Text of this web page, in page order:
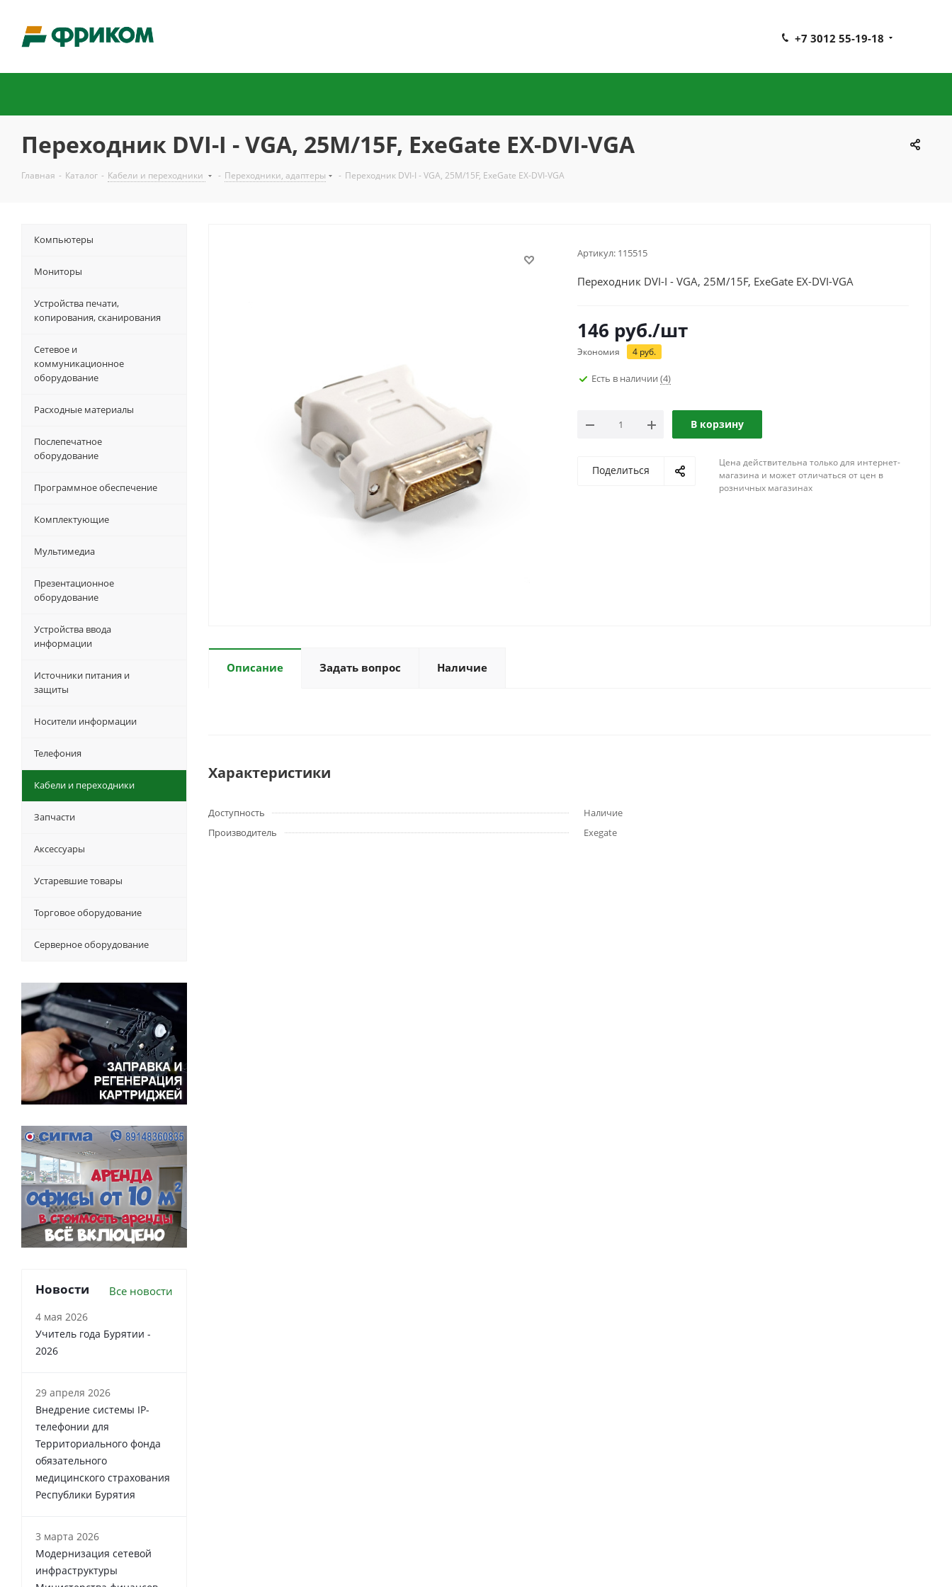
+7 3012 55-19-18
Переходник DVI-I - VGA, 25M/15F, ExeGate EX-DVI-VGA
Главная - Каталог - Кабели и переходники - Переходники, адаптеры - Переходник DVI-I - VGA, 25M/15F, ExeGate EX-DVI-VGA
Артикул: 115515
Переходник DVI-I - VGA, 25M/15F, ExeGate EX-DVI-VGA
146 руб./шт
Экономия 4 руб.
Есть в наличии (4)
В корзину
Поделиться
Цена действительна только для интернет-
магазина и может отличаться от цен в
розничных магазинах
Описание Задать вопрос Наличие
Характеристики
Доступность
Наличие
Производитель
Exegate
Компьютеры
Мониторы
Устройства печати,
копирования, сканирования
Сетевое и
коммуникационное
оборудование
Расходные материалы
Послепечатное
оборудование
Программное обеспечение
Комплектующие
Мультимедиа
Презентационное
оборудование
Устройства ввода
информации
Источники питания и
защиты
Носители информации
Телефония
Кабели и переходники
Запчасти
Аксессуары
Устаревшие товары
Торговое оборудование
Серверное оборудование
Новости Все новости
4 мая 2026
Учитель года Бурятии -
2026
29 апреля 2026
Внедрение системы IP-
телефонии для
Территориального фонда
обязательного
медицинского страхования
Республики Бурятия
3 марта 2026
Модернизация сетевой
инфраструктуры